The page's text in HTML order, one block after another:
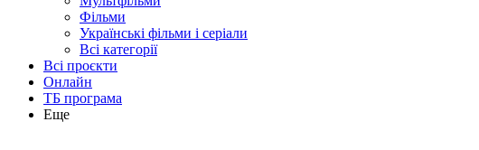
Фільми
Українські фільми і серіали
Всі категорії
Всі проєкти
Онлайн
ТБ програма
Еще